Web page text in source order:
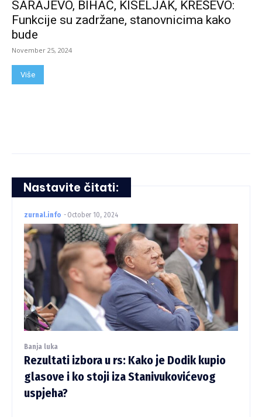
SARAJEVO, BIHAĆ, KISELJAK, KREŠEVO:
Funkcije su zadržane, stanovnicima kako
bude
November 25, 2024
Više
Nastavite čitati:
zurnal.info - October 10, 2024
Banja luka
Rezultati izbora u rs: Kako je Dodik kupio
glasove i ko stoji iza Stanivukovićevog
uspjeha?